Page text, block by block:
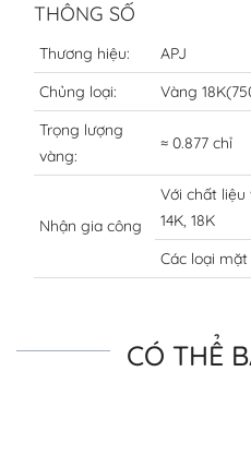
THÔNG SỐ
Thương hiệu:
APJ
Chủng loại:
Vàng
Trọng lượng
vàng:
≈ 0.877 chỉ
Nhận gia công
Với chất liệu
14K, 18K
Các loại
CÓ THỂ